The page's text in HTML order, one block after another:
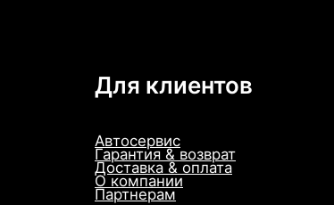
Для клиентов
Автосервис
Гарантия & возврат
Доставка & оплата
О компании
Партнерам